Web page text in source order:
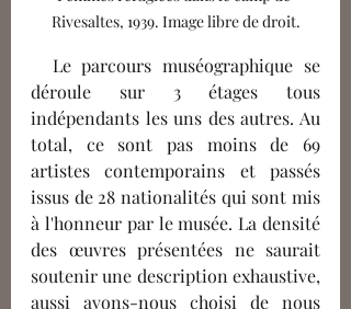
Rivesaltes, 1939. Image libre de droit.
déroule sur 3 étages tous
indépendants les uns des autres. Au
total, ce sont pas moins de 69
artistes contemporains et passés
issus de 28 nationalités qui sont mis
à l'honneur par le musée. La densité
des œuvres présentées ne saurait
soutenir une description exhaustive,
aussi avons-nous choisi de nous